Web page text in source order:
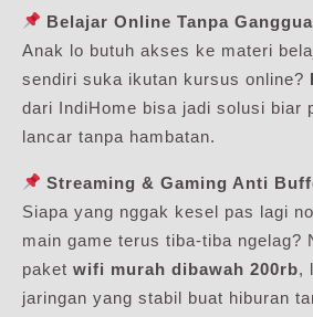
Belajar Online Tanpa
Anak lo butuh akses ke materi
sendiri suka ikutan kursus online?
dari IndiHome bisa jadi solusi biar
lancar tanpa hambatan.
Streaming & Gaming Anti
Siapa yang nggak kesel pas lagi
main game terus tiba-tiba ngelag?
paket wifi murah dibawah 200rb,
jaringan yang stabil buat hiburan